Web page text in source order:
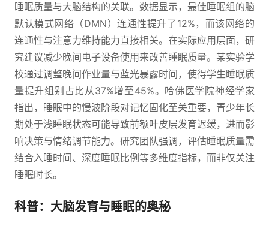
睡眠质量与大脑结构的关联。数据显示，最佳睡眠组的脑
默认模式网络（DMN）连通性提升了12%，而该网络的
连通性与注意力维持能力直接相关。在实际应用层面，研
究建议减少晚间电子设备使用来改善睡眠质量。某实验学
校通过调整晚间作业量与蓝光暴露时间，使得学生睡眠质
量提升组别占比从37%增至45%。哈佛医学院神经学家
指出，睡眠中的慢波阶段对记忆固化至关重要，青少年长
期处于浅睡眠状态可能导致前额叶皮层发育迟缓，进而影
响决策与情绪调节能力。研究团队强调，评估睡眠质量需
结合入睡时间、深度睡眠比例等多维度指标，而非仅关注
睡眠时长。
科普：大脑发育与睡眠的奥秘